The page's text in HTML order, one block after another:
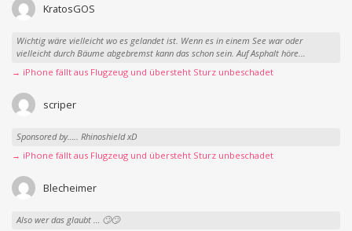
KratosGOS
Wichtig wäre vielleicht wo es gelandet ist. Wenn es in einem See war oder
vielleicht durch Bäume abgebremst kann das schon sein. Auf Asphalt höre...
→ iPhone fällt aus Flugzeug und übersteht Sturz unbeschadet
scriper
Sponsored by….. Rhinoshield xD
→ iPhone fällt aus Flugzeug und übersteht Sturz unbeschadet
Blecheimer
Also wer das glaubt … 🙄🙄